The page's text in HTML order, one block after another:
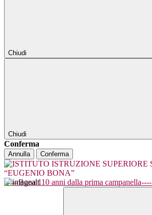
Chiudi
Chiudi
Conferma
Annulla Conferma
----Bona 110 anni dalla prima campanella----